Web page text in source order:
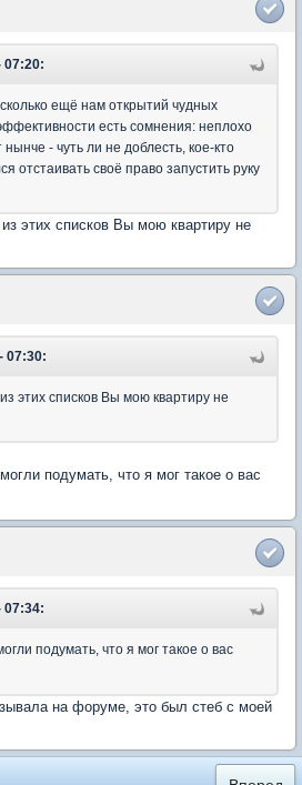
07:20:
ещё нам открытий чудных
есть сомнения: неплохо
нынче - чуть ли не доблесть, кое-кто
отстаивать своё право запустить руку
этих списков Вы мою квартиру не
07:30:
этих списков Вы мою квартиру не
подумать, что я мог такое о вас
07:34:
подумать, что я мог такое о вас
на форуме, это был стеб с моей